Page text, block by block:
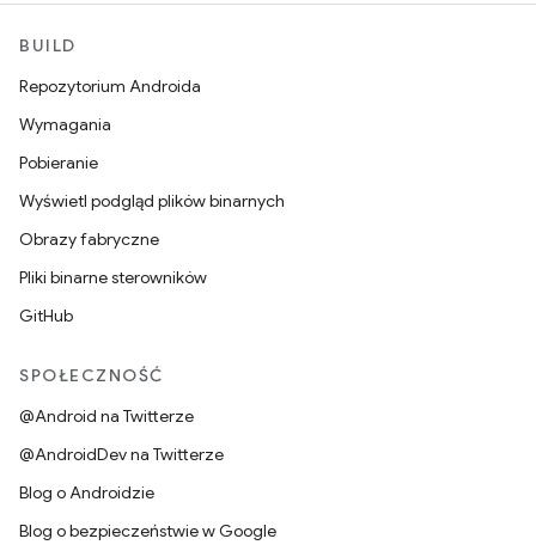
BUILD
Repozytorium Androida
Wymagania
Pobieranie
Wyświetl podgląd plików binarnych
Obrazy fabryczne
Pliki binarne sterowników
GitHub
SPOŁECZNOŚĆ
@Android na Twitterze
@AndroidDev na Twitterze
Blog o Androidzie
Blog o bezpieczeństwie w Google